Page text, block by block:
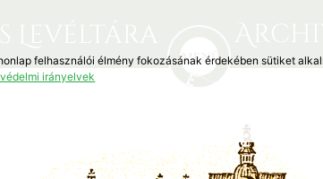
felhasználói élmény fokozásának érdekében sütiket
irányelvek